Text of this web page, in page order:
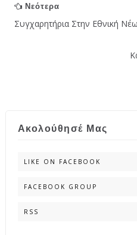
Νεότερα
Συγχαρητήρια Στην Εθνική
Ακολούθησέ Μας
LIKE ON FACEBOOK
FACEBOOK GROUP
RSS